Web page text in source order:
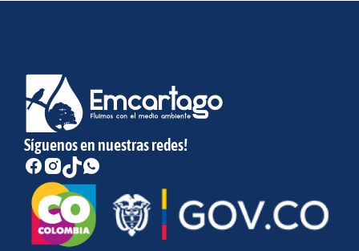
Síguenos en nuestras redes!